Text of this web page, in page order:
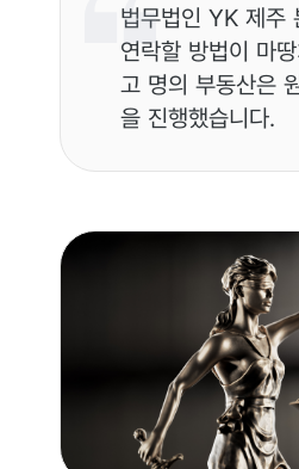
법무법인 YK 제주
연락할 방법이 마
고 명의 부동산은
을 진행했습니다.